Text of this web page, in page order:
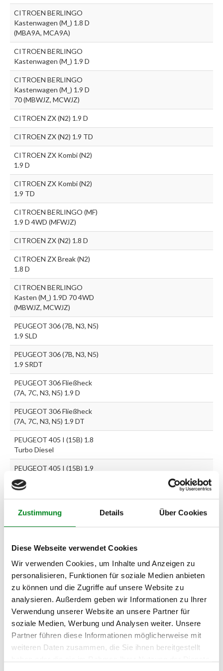
Zustimmung Details Über Cookies
Diese Webseite verwendet Cookies
Wir verwenden Cookies, um Inhalte und Anzeigen zu
personalisieren, Funktionen für soziale Medien anbieten
zu können und die Zugriffe auf unsere Website zu
analysieren. Außerdem geben wir Informationen zu Ihrer
Verwendung unserer Website an unsere Partner für
soziale Medien, Werbung und Analysen weiter. Unsere
Partner führen diese Informationen möglicherweise mit
weiteren Daten zusammen, die Sie ihnen bereitgestellt
CITROEN BERLINGO
Kastenwagen (M_) 1.8 D
(MBA9A, MCA9A)
CITROEN BERLINGO
Kastenwagen (M_) 1.9 D
CITROEN BERLINGO
Kastenwagen (M_) 1.9 D
70 (MBWJZ, MCWJZ)
CITROEN ZX (N2) 1.9 D
CITROEN ZX (N2) 1.9 TD
CITROEN ZX Kombi (N2)
1.9 D
CITROEN ZX Kombi (N2)
1.9 TD
CITROEN BERLINGO (MF)
1.9 D 4WD (MFWJZ)
CITROEN ZX (N2) 1.8 D
CITROEN ZX Break (N2)
1.8 D
CITROEN BERLINGO
Kasten (M_) 1.9D 70 4WD
(MBWJZ, MCWJZ)
PEUGEOT 306 (7B, N3, N5)
1.9 SLD
PEUGEOT 306 (7B, N3, N5)
1.9 SRDT
PEUGEOT 306 Fließheck
(7A, 7C, N3, N5) 1.9 D
PEUGEOT 306 Fließheck
(7A, 7C, N3, N5) 1.9 DT
PEUGEOT 405 I (15B) 1.8
Turbo Diesel
PEUGEOT 405 I (15B) 1.9
PEUGEOT 405 I (15B) 1.9
PEUGEOT 405 I (15B) 1.9
Injection
PEUGEOT 405 I (15B) 1.9
SPort MI-16
PEUGEOT 405 I Kombi
PEUGEOT 405 I Kombi
(15E) 1.9
PEUGEOT 405 I Kombi
(15E) 1.9 D